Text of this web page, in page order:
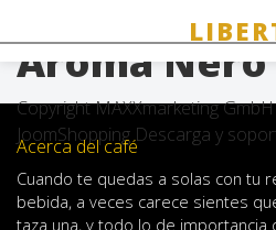
Azúcar en
Aroma Nero
Copyright MAXXmarketing GmbH
JoomShopping Descarga y
Acerca del café
Cuando te quedas a solas con tu
bebida, a veces carece sientes
taza una, y todo lo de importancia